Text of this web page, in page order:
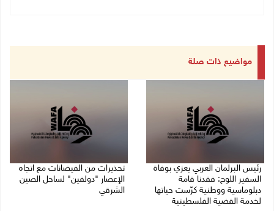
مواضيع ذات صلة
رئيس البرلمان العربي يعزي بوفاة
السفير اللوح: فقدنا قامة
دبلوماسية ووطنية كرّست حياتها
لخدمة القضية الفلسطينية
تحذيرات من الفيضانات مع اتجاه
الإعصار "دولفين" لساحل الصين
الشرقي